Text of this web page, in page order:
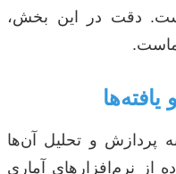
دقت در این بخش،
پردازش و تحلیل آن‌ها
از نرم‌افزارهای آماری